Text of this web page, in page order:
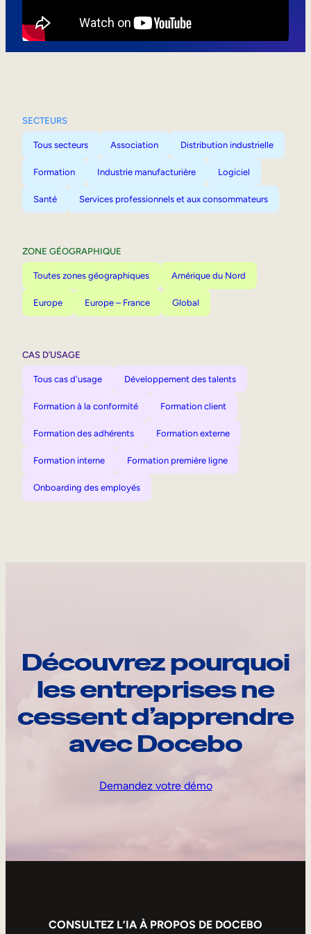
SECTEURS
Tous secteurs Association Distribution industrielle
Formation Industrie manufacturière Logiciel
Santé Services professionnels et aux consommateurs
ZONE GÉOGRAPHIQUE
Toutes zones géographiques Amérique du Nord
Europe Europe – France Global
CAS D’USAGE
Tous cas d'usage Développement des talents
Formation à la conformité Formation client
Formation des adhérents Formation externe
Formation interne Formation première ligne
Onboarding des employés
Découvrez pourquoi
les entreprises ne
cessent d’apprendre
avec Docebo
Demandez votre démo
CONSULTEZ L’IA À PROPOS DE DOCEBO